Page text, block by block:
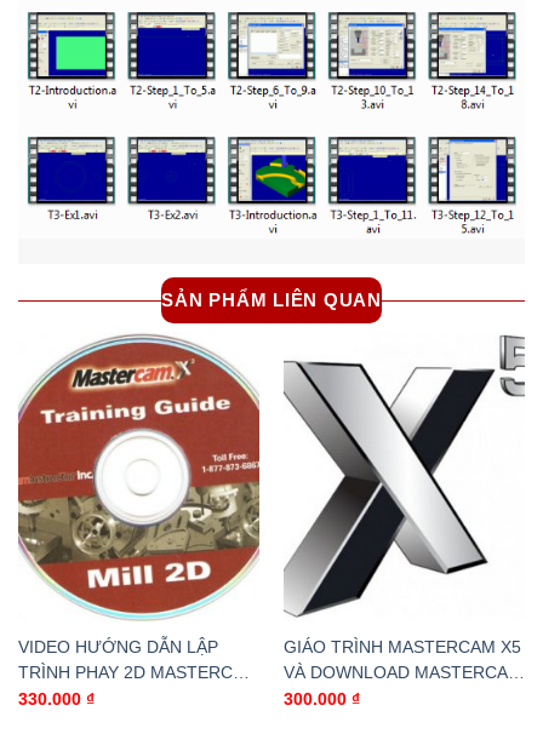
SẢN PHẨM LIÊN QUAN
VIDEO HƯỚNG DẪN LẬP
TRÌNH PHAY 2D MASTERCAM
X3
330.000 ₫
GIÁO TRÌNH MASTERCAM X5
VÀ DOWNLOAD MASTERCAM
X5
300.000 ₫